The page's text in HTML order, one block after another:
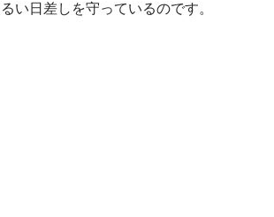
い日差しを守っているのです。